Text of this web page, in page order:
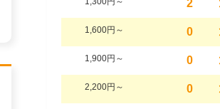
2
1,600円～ 0
1,900円～ 0
2,200円～ 0